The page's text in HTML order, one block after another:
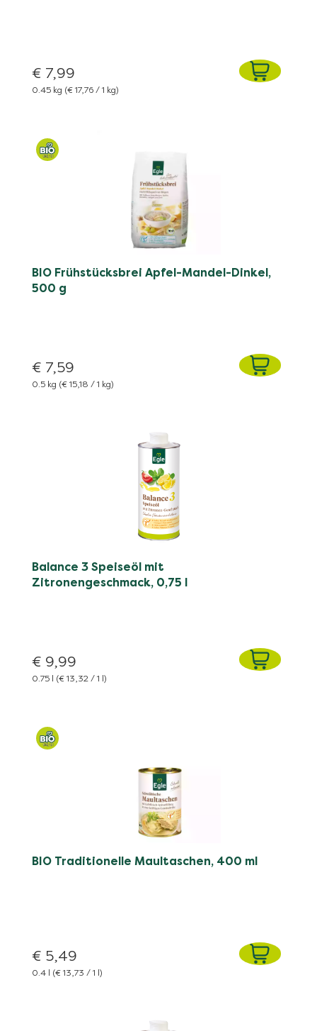
€ 7,99
0.45 kg (€ 17,76 / 1 kg)
BIO Frühstücksbrei Apfel-Mandel-Dinkel,
500 g
€ 7,59
0.5 kg (€ 15,18 / 1 kg)
Balance 3 Speiseöl mit
Zitronengeschmack, 0,75 l
€ 9,99
0.75 l (€ 13,32 / 1 l)
BIO Traditionelle Maultaschen, 400 ml
€ 5,49
0.4 l (€ 13,73 / 1 l)